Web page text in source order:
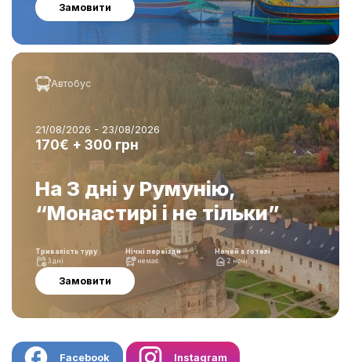
Замовити
Автобус
21/08/2026 - 23/08/2026
170€ + 300 грн
На 3 дні у Румунію,
“Монастирі і не тільки”
Замовити
Тривалість туру
3 дні
Нічні переїзди
немає
Ночей в готелі
2 ночі
Facebook Instagram